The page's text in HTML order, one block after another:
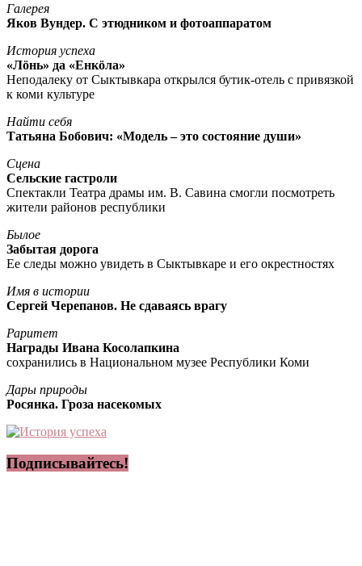
Галерея
Яков Вундер. С этюдником и фотоаппаратом
История успеха
«Лöнь» да «Енкöла»
Неподалеку от Сыктывкара открылся бутик-отель с привязкой
к коми культуре
Найти себя
Татьяна Бобович: «Модель – это состояние души»
Сцена
Сельские гастроли
Спектакли Театра драмы им. В. Савина смогли посмотреть
жители районов республики
Былое
Забытая дорога
Ее следы можно увидеть в Сыктывкаре и его окрестностях
Имя в истории
Сергей Черепанов. Не сдаваясь врагу
Раритет
Награды Ивана Косолапкина
сохранились в Национальном музее Республики Коми
Дары природы
Росянка. Гроза насекомых
Подписывайтесь!